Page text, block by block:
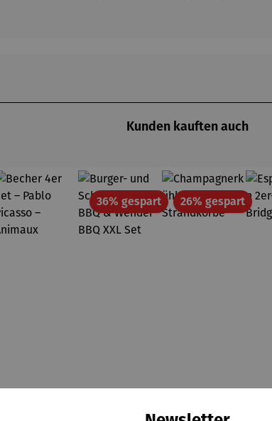
Kunden kauften auch
36% gespartRabatt26% gespart